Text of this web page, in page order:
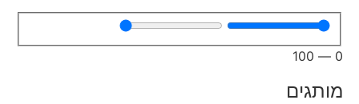
0
—
100
מותגים